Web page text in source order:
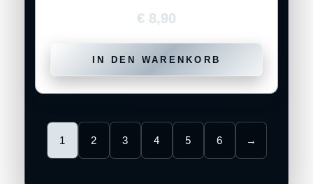
€ 8,90
IN DEN WARENKORB
1 2 3 4 5 6 →